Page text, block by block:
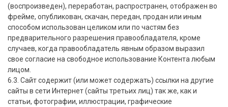
(воспроизведен), переработан, распространен, отображен во
фрейме, опубликован, скачан, передан, продан или иным
способом использован целиком или по частям без
предварительного разрешения правообладателя, кроме
случаев, когда правообладатель явным образом выразил
свое согласие на свободное использование Контента любым
лицом.
6.3. Сайт содержит (или может содержать) ссылки на другие
сайты в сети Интернет (сайты третьих лиц) так же, как и
статьи, фотографии, иллюстрации, графические